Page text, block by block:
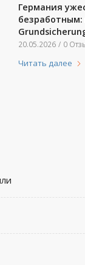
Германия
20.05.2026 / 0
Читать далее